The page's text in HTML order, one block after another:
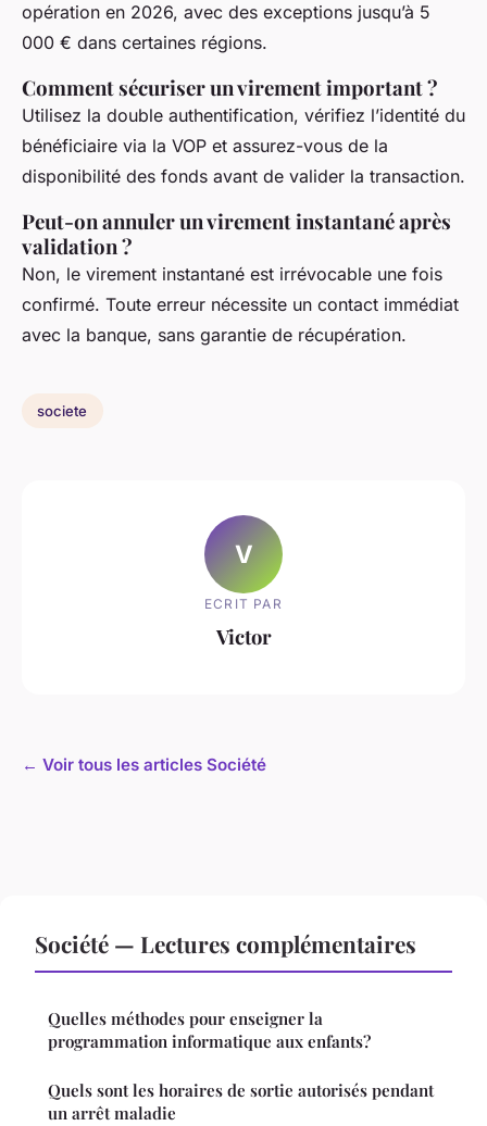
opération en 2026, avec des exceptions jusqu’à 5
000 € dans certaines régions.
Comment sécuriser un virement important ?
Utilisez la double authentification, vérifiez l’identité du
bénéficiaire via la VOP et assurez-vous de la
disponibilité des fonds avant de valider la transaction.
Peut-on annuler un virement instantané après
validation ?
Non, le virement instantané est irrévocable une fois
confirmé. Toute erreur nécessite un contact immédiat
avec la banque, sans garantie de récupération.
societe
V
ECRIT PAR
Victor
← Voir tous les articles Société
Société — Lectures complémentaires
Quelles méthodes pour enseigner la
programmation informatique aux enfants?
Quels sont les horaires de sortie autorisés pendant
un arrêt maladie